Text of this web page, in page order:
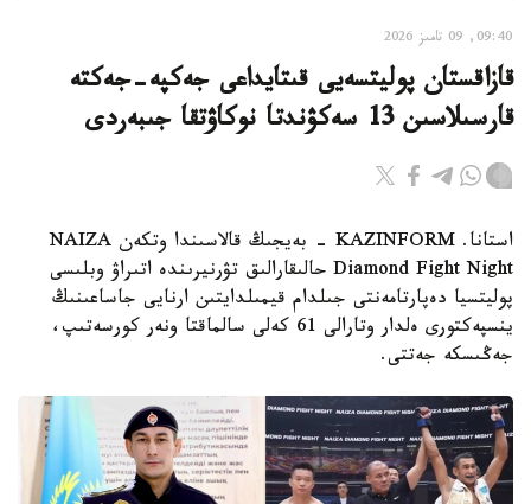
09:40, 09 تامىز 2026
قازاقستان پوليتسەيى قىتايداعى جەكپە-جەكتە
قارسىلاسىن 13 سەكۋندتا نوكاۋتقا جىبەردى
استانا. KAZINFORM - بەيجىڭ قالاسىندا وتكەن NAIZA
Diamond Fight Night حالىقارالىق تۋرنيرىندە اتىراۋ وبلىسى
پوليتسيا دەپارتامەنتى جىلدام قيمىلدايتىن ارنايى جاساعىنىڭ
ينسپەكتورى ەلدار وتارالى 61 كەلى سالماقتا ونەر كورسەتىپ،
جەڭىسكە جەتتى.